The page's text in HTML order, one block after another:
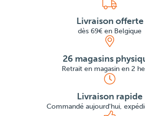
Livraison offerte
dès 69€ en Belgique
26 magasins
Retrait en magasin en 2
Livraison rapide
Commandé aujourd'hui,